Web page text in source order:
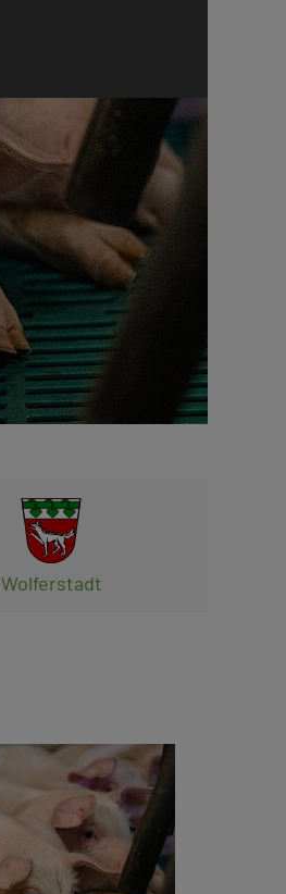
Wolferstadt